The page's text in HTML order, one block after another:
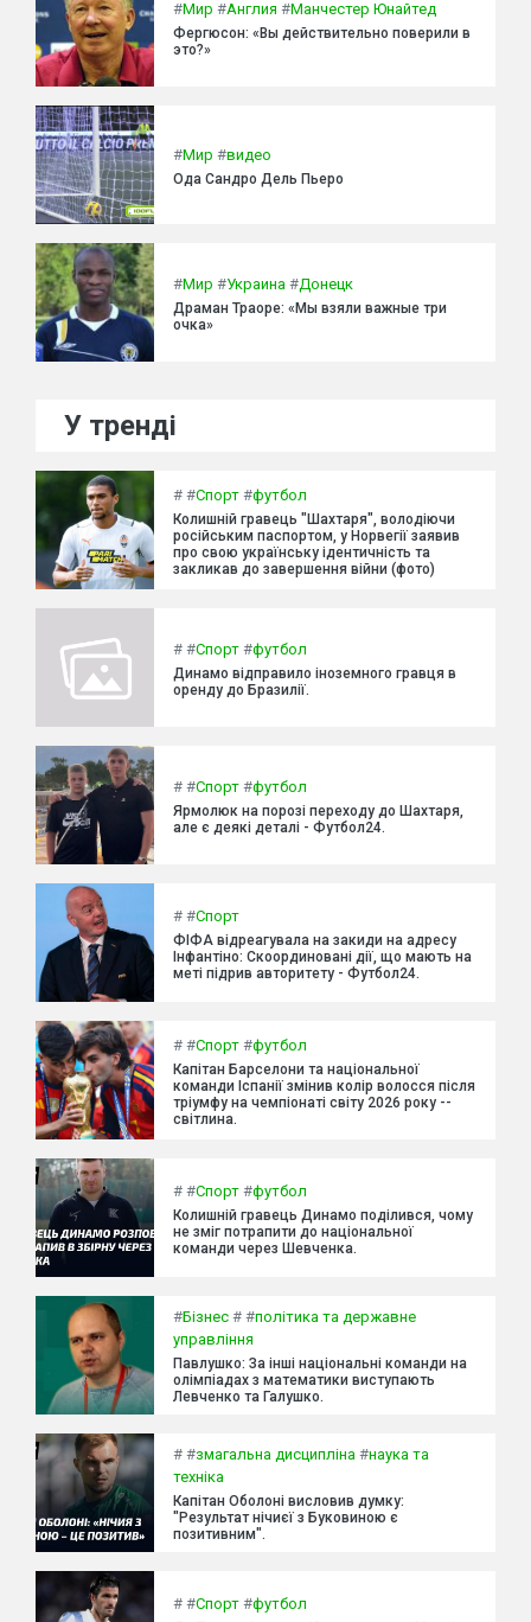
#Мир #Англия #Манчестер Юнайтед
Фергюсон: «Вы действительно поверили в
это?»
#Мир #видео
Ода Сандро Дель Пьеро
#Мир #Украина #Донецк
Драман Траоре: «Мы взяли важные три
очка»
У тренді
# #Спорт #футбол
Колишній гравець "Шахтаря", володіючи
російським паспортом, у Норвегії заявив
про свою українську ідентичність та
закликав до завершення війни (фото)
# #Спорт #футбол
Динамо відправило іноземного гравця в
оренду до Бразилії.
# #Спорт #футбол
Ярмолюк на порозі переходу до Шахтаря,
але є деякі деталі - Футбол24.
# #Спорт
ФІФА відреагувала на закиди на адресу
Інфантіно: Скоординовані дії, що мають на
меті підрив авторитету - Футбол24.
# #Спорт #футбол
Капітан Барселони та національної
команди Іспанії змінив колір волосся після
тріумфу на чемпіонаті світу 2026 року --
світлина.
# #Спорт #футбол
Колишній гравець Динамо поділився, чому
не зміг потрапити до національної
команди через Шевченка.
#Бізнес # #політика та державне
управління
Павлушко: За інші національні команди на
олімпіадах з математики виступають
Левченко та Галушко.
# #змагальна дисципліна #наука та
техніка
Капітан Оболоні висловив думку:
"Результат нічиєї з Буковиною є
позитивним".
# #Спорт #футбол